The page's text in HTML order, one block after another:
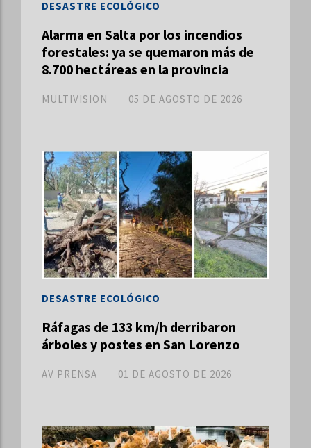
Alarma en Salta por los incendios
forestales: ya se quemaron más de
8.700 hectáreas en la provincia
MULTIVISION
DESASTRE ECOLÓGICO
05 DE AGOSTO DE 2026
Ráfagas de 133 km/h derribaron
árboles y postes en San Lorenzo
AV PRENSA
DESASTRE ECOLÓGICO
01 DE AGOSTO DE 2026